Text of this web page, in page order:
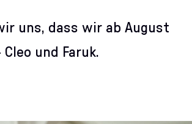
uns, dass wir ab August
und Faruk.